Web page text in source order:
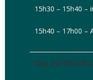
15h30 – 15h40 –
15h40 – 17h00 –
Dia 22/09/